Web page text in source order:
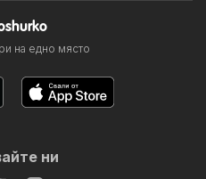
на едно място
ни